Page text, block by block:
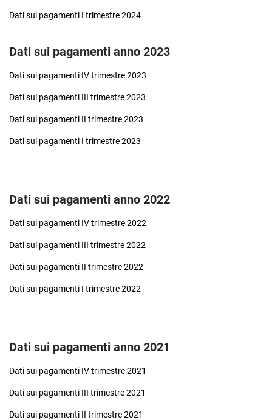
Dati sui pagamenti I trimestre 2024
Dati sui pagamenti anno 2023
Dati sui pagamenti IV trimestre 2023
Dati sui pagamenti III trimestre 2023
Dati sui pagamenti II trimestre 2023
Dati sui pagamenti I trimestre 2023
Dati sui pagamenti anno 2022
Dati sui pagamenti IV trimestre 2022
Dati sui pagamenti III trimestre 2022
Dati sui pagamenti II trimestre 2022
Dati sui pagamenti I trimestre 2022
Dati sui pagamenti anno 2021
Dati sui pagamenti IV trimestre 2021
Dati sui pagamenti III trimestre 2021
Dati sui pagamenti II trimestre 2021